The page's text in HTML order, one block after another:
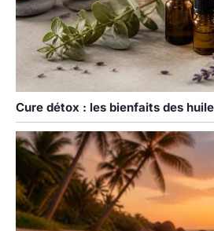
Cure détox : les bienfaits des